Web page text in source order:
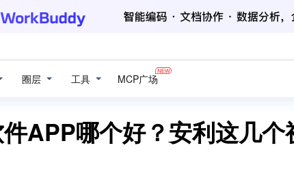
圈层 工具 MCP广场
APP哪个好？安利这几个